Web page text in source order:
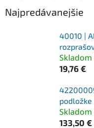
Najpredávanejšie
40010 |
Skladom
19,76 €
podložke
Skladom
133,50 €